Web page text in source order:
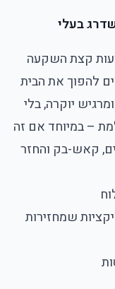
בעלי
קצת השקעה
להפוך את הבית
יוקרה, בלי
– במיוחד אם זה
קאש-בק והחזר
שמחזירות